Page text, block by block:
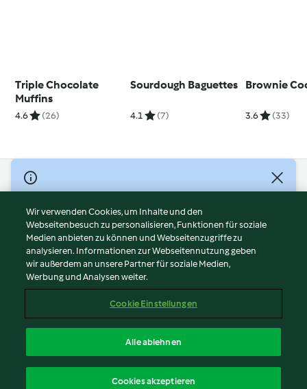
Triple Chocolate
Muffins
4.6 (26)
Sourdough Baguettes
4.1 (7)
Brownie
3.6 (33)
© Copyright 2026
Nutzungsbedingungen
Datenschutzrichtlinien
Disclaimer
Impressum
Cookies
Abo kündigen
Erklärung zur Barrierefreiheit
Wir verwenden Cookies, um Inhalte und den
Webseitenbesuch zu personalisieren, Funktionen für soziale
Medien anbieten zu können und Webseitenzugriffe zu
analysieren. Informationen zur Webseitennutzung geben
wir außerdem an unsere Partner für soziale Medien,
Werbung und Analysen weiter.
Cookie Einstellungen
Alle ablehnen
Cookies akzeptieren